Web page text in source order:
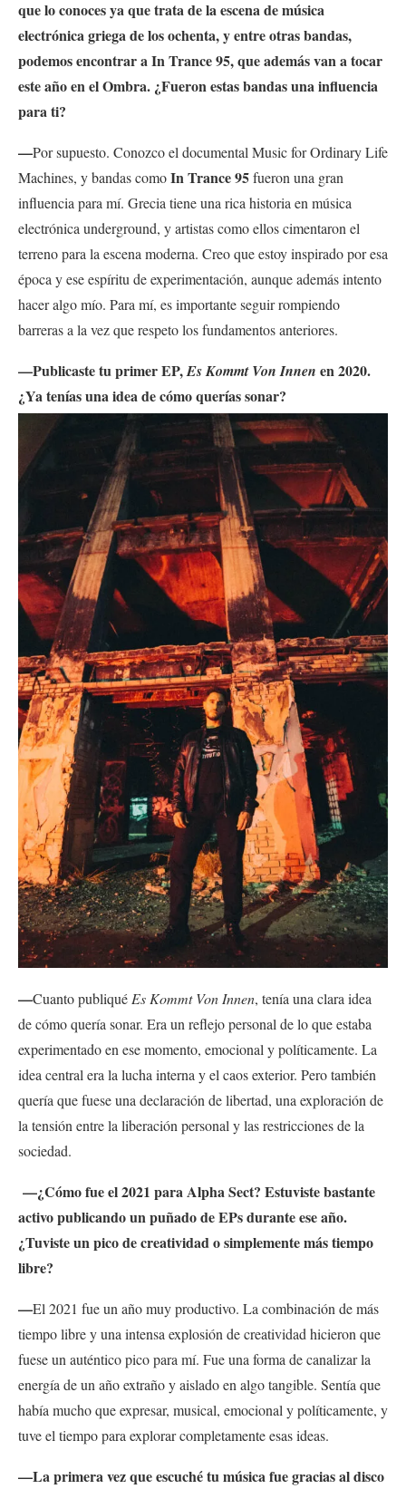
que lo conoces ya que trata de la escena de música
electrónica griega de los ochenta, y entre otras bandas,
podemos encontrar a In Trance 95, que además van a tocar
este año en el Ombra. ¿Fueron estas bandas una influencia
para ti?
—Por supuesto. Conozco el documental Music for Ordinary Life
Machines, y bandas comoIn Trance 95fueron una gran
influencia para mí. Grecia tiene una rica historia en música
electrónica underground, y artistas como ellos cimentaron el
terreno para la escena moderna. Creo que estoy inspirado por esa
época y ese espíritu de experimentación, aunque además intento
hacer algo mío. Para mí, es importante seguir rompiendo
barreras a la vez que respeto los fundamentos anteriores.
—Publicaste tu primer EP,Es Kommt Von Innen en 2020.
¿Ya tenías una idea de cómoquerías sonar?
—Cuanto publiqué Es Kommt Von Innen, tenía una clara idea
de cómo quería sonar. Era un reflejo personal de lo que estaba
experimentado en ese momento, emocional y políticamente. La
idea central era la lucha interna y el caos exterior. Pero también
quería que fuese una declaración de libertad, una exploración de
la tensión entre la liberación personal y las restricciones de la
sociedad.
—¿Cómo fue el 2021 para Alpha Sect? Estuviste bastante
activo publicando un puñado de EPs durante ese año.
¿Tuviste un pico de creatividad o simplemente más tiempo
libre?
—El 2021 fue un año muy productivo. La combinación de más
tiempo libre y una intensa explosión de creatividad hicieron que
fuese un auténtico pico para mí. Fue una forma de canalizar la
energía de un año extraño y aislado en algo tangible. Sentía que
había mucho que expresar, musical, emocional y políticamente, y
tuve el tiempo para explorar completamente esas ideas.
—La primera vez que escuché tu música fue gracias al disco